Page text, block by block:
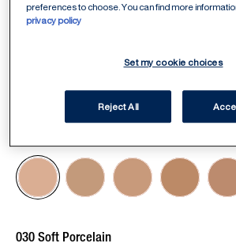
ITEM 01 (CURRENT SLIDE)
ITEM 02ITEM 03
ITEM 04ITEM 05ITEM 06
ITEM 07
preferences to choose. You can find more
privacy policy
Set my cookie choices
Reject All